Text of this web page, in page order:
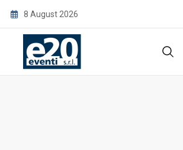
8 August 2026